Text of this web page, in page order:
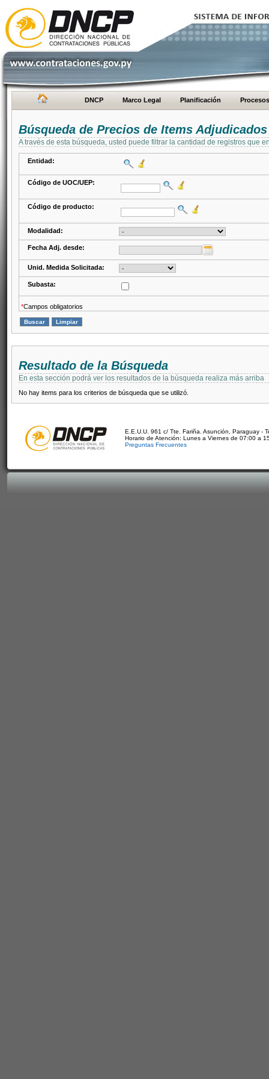
DNCP Marco Legal Planificación Procesos
Búsqueda de Precios de Items Adjudicados
A través de esta búsqueda, usted puede filtrar la cantidad de registros que
Entidad:
Código de UOC/UEP:
Código de producto:
Modalidad:
Fecha Adj. desde:
Unid. Medida Solicitada:
Subasta:
*Campos obligatorios
Resultado de la Búsqueda
En esta sección podrá ver los resultados de la búsqueda realiza más arriba
No hay items para los criterios de búsqueda que se utilizó.
E.E.U.U. 961 c/ Tte. Fariña. Asunción, Paraguay -
Horario de Atención: Lunes a Viernes de 07:00 a
Preguntas Frecuentes